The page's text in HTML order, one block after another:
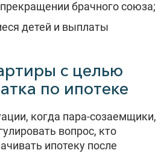
брачного союза;
детей и выплаты
с целью
по ипотеке
когда пара-созаемщики,
вопрос, кто
ипотеку после